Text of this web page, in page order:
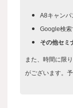
A8キャンパ
Google検
その他セミ
また、時間に限
がございます。